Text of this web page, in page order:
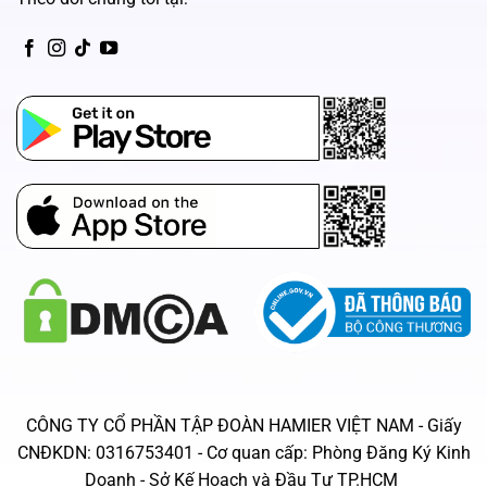
CH Play
App Store
CÔNG TY CỔ PHẦN TẬP ĐOÀN HAMIER VIỆT NAM - Giấy
CNĐKDN: 0316753401 - Cơ quan cấp: Phòng Đăng Ký Kinh
Doanh - Sở Kế Hoạch và Đầu Tư TP.HCM